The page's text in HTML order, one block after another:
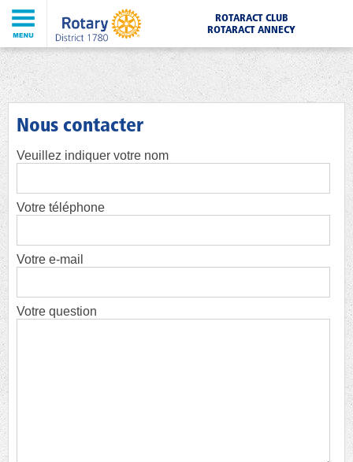
ROTARACT CLUB
ROTARACT ANNECY
Nous contacter
Veuillez indiquer votre nom
Votre téléphone
Votre e-mail
Votre question